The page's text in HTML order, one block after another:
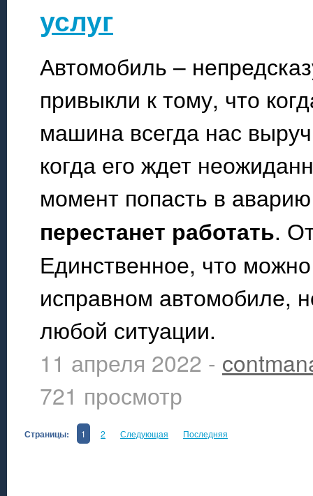
услуг
Автомобиль –
привыкли к тому, что
машина всегда нас
когда его ждет
момент попасть в
перестанет работать.
Единственное, что
исправном автомобиле,
любой ситуации.
11 апреля 2022 -
721 просмотр
Страницы: 1 2 Следующая Последняя